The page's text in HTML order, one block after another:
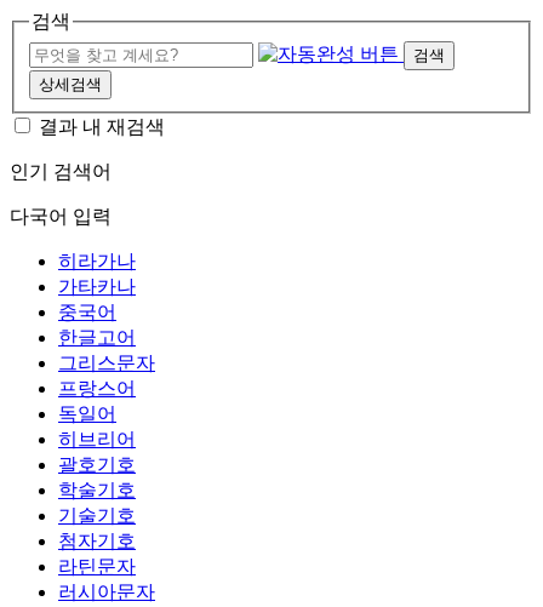
검색
검색
상세검색
결과 내 재검색
인기 검색어
다국어 입력
히라가나
가타카나
중국어
한글고어
그리스문자
프랑스어
독일어
히브리어
괄호기호
학술기호
기술기호
첨자기호
라틴문자
러시아문자